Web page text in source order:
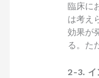
臨床に
は考え
効果が
る。た
2-3. イ